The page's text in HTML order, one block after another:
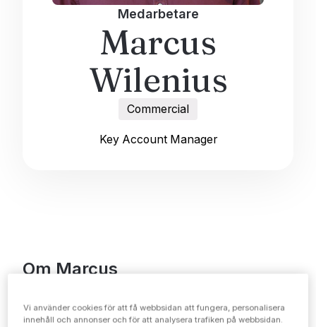
Medarbetare
Marcus
Wilenius
Commercial
Key Account Manager
Om Marcus
Marcus bollsinne är så häpnadsväckande att man
studsar till.
Vi använder cookies för att få webbsidan att fungera, personalisera
innehåll och annonser och för att analysera trafiken på webbsidan.